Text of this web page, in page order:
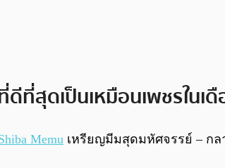
ดีที่สุดเป็นเหมือนเพชรในเ
Memu เหรียญมีมสุดมหัศจรรย์ – กล